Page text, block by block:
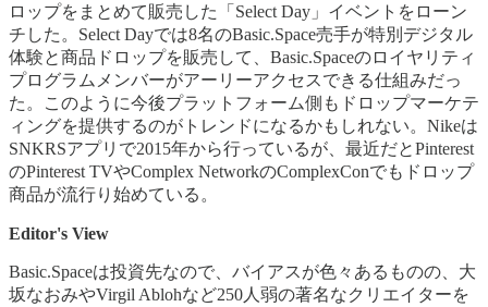
ロップをまとめて販売した「Select Day」イベントをローン
チした。Select Dayでは8名のBasic.Space売手が特別デジタル
体験と商品ドロップを販売して、Basic.Spaceのロイヤリティ
プログラムメンバーがアーリーアクセスできる仕組みだっ
た。このように今後プラットフォーム側もドロップマーケテ
ィングを提供するのがトレンドになるかもしれない。Nikeは
SNKRSアプリで2015年から行っているが、最近だとPinterest
のPinterest TVやComplex NetworkのComplexConでもドロップ
商品が流行り始めている。
Editor's View
Basic.Spaceは投資先なので、バイアスが色々あるものの、大
坂なおみやVirgil Ablohなど250人弱の著名なクリエイターを